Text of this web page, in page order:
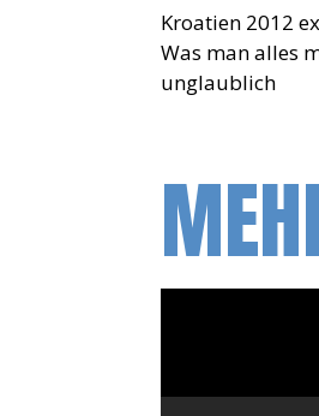
Kroatien 2012
Was man alles
unglaublich